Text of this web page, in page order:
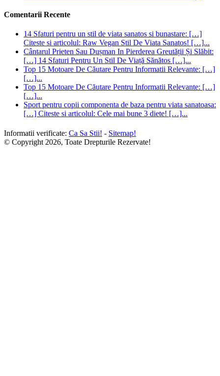
Comentarii Recente
14 Sfaturi pentru un stil de viata sanatos si bunastare: […]
Citeste si articolul: Raw Vegan Stil De Viata Sanatos! […]...
Cântarul Prieten Sau Dușman In Pierderea Greutății Și Slăbit:
[…] 14 Sfaturi Pentru Un Stil De Viață Sănătos […]...
Top 15 Motoare De Căutare Pentru Informatii Relevante: […]
[…]...
Top 15 Motoare De Căutare Pentru Informatii Relevante: […]
[…]...
Sport pentru copii componenta de baza pentru viata sanatoasa:
[…] Citeste si articolul: Cele mai bune 3 diete! […]...
Informatii verificate: Ca Sa Stii! - Sitemap!
© Copyright 2026, Toate Drepturile Rezervate!